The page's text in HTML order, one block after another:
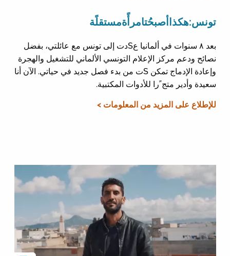
تونس:هكذاأصبحُتامرأًةمستقلًة
بعد ٨ سنوات في ألمانيا عSدت إلى تونس مع عائلتي، بفضل
نصائح ودعم مركز الإعلام التونسي الألماني للتشغيل والهجرة
وإعادة الإدماج تمكن Sت من بدء فصل جديد في حياتي. الآن أنا
سعيدة وأدير متج ًرا للأدوات المكتبية.
للإطلاع على المزيد من المعلومات >